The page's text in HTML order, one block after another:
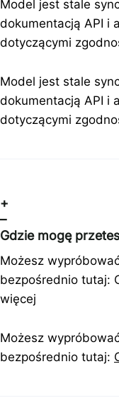
Model jest stale
dokumentacją API i
dotyczącymi
Model jest stale
dokumentacją API i
dotyczącymi
+
–
Gdzie mogę
Możesz
bezpośrednio tutaj:
więcej
Możesz
bezpośrednio tutaj: